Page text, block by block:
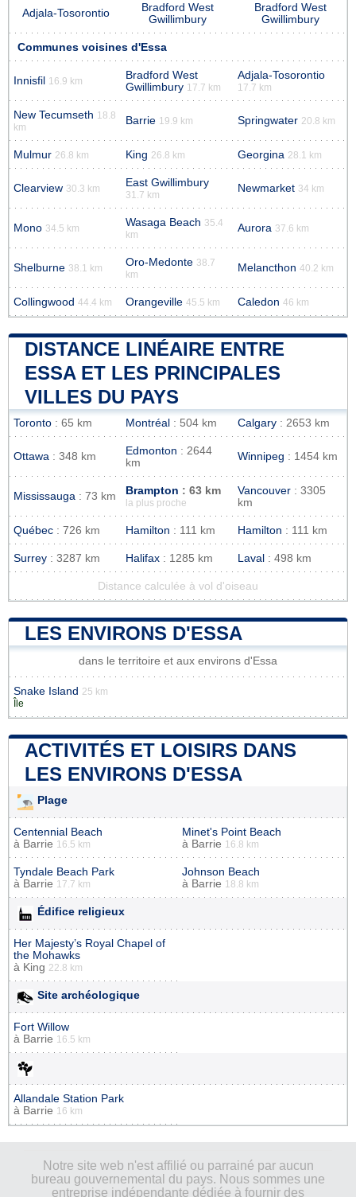
Adjala-Tosorontio
Bradford West
Gwillimbury
Bradford West
Gwillimbury
Communes voisines d'Essa
Innisfil 16.9 km
Bradford West
Gwillimbury 17.7 km
Adjala-Tosorontio
17.7 km
New Tecumseth 18.8
km
Barrie 19.9 km Springwater 20.8 km
Mulmur 26.8 km King 26.8 km Georgina 28.1 km
Clearview 30.3 km East Gwillimbury
31.7 km
Newmarket 34 km
Mono 34.5 km Wasaga Beach 35.4
km
Aurora 37.6 km
Shelburne 38.1 km Oro-Medonte 38.7
km
Melancthon 40.2 km
Collingwood 44.4 km Orangeville 45.5 km Caledon 46 km
DISTANCE LINÉAIRE ENTRE
ESSA ET LES PRINCIPALES
VILLES DU PAYS
Toronto : 65 km Montréal : 504 km Calgary : 2653 km
Ottawa : 348 km Edmonton : 2644
km
Winnipeg : 1454 km
Mississauga : 73 km Brampton : 63 km
la plus proche
Vancouver : 3305
km
Québec : 726 km Hamilton : 111 km Hamilton : 111 km
Surrey : 3287 km Halifax : 1285 km Laval : 498 km
Distance calculée à vol d'oiseau
LES ENVIRONS D'ESSA
dans le territoire et aux environs d'Essa
Snake Island 25 km
Île
ACTIVITÉS ET LOISIRS DANS
LES ENVIRONS D'ESSA
Plage
Centennial Beach
à Barrie 16.5 km
Minet's Point Beach
à Barrie 16.8 km
Tyndale Beach Park
à Barrie 17.7 km
Johnson Beach
à Barrie 18.8 km
Édifice religieux
Her Majesty’s Royal Chapel of
the Mohawks
à King 22.8 km
Site archéologique
Fort Willow
à Barrie 16.5 km
Allandale Station Park
à Barrie 16 km
Notre site web n'est affilié ou parrainé par aucun
bureau gouvernemental du pays. Nous sommes une
entreprise indépendante dédiée à fournir des